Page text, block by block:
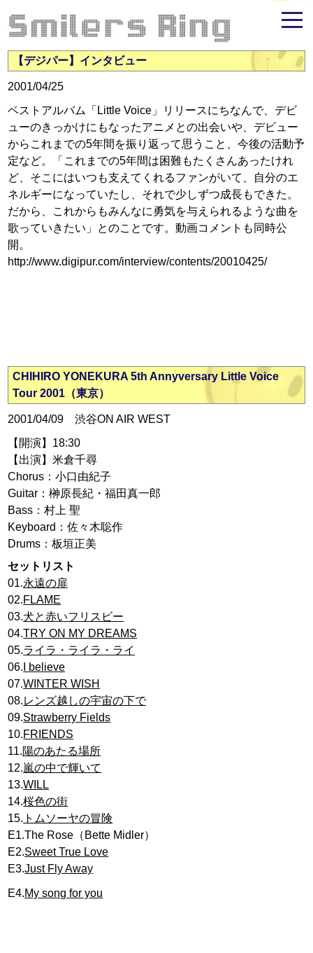
米倉千尋ファンサイト - Smilers Ring
【デジパー】インタビュー
2001/04/25
ベストアルバム「Little Voice」リリースにちなんで、デビ
ューのきっかけにもなったアニメとの出会いや、デビュー
からこれまでの5年間を振り返って思うこと、今後の活動予
定など。「これまでの5年間は困難もたくさんあったけれ
ど、そこにはいつも支えてくれるファンがいて、自分のエ
ネルギーになっていたし、それで少しずつ成長もできた。
だから、これからもみんなに勇気を与えられるような曲を
歌っていきたい」とのことです。動画コメントも同時公
開。
http://www.digipur.com/interview/contents/20010425/
CHIHIRO YONEKURA 5th Annyversary Little Voice
Tour 2001（東京）
2001/04/09 渋谷ON AIR WEST
【開演】18:30
【出演】米倉千尋
Chorus：小口由紀子
Guitar：榊原長紀・福田真一郎
Bass：村上 聖
Keyboard：佐々木聡作
Drums：板垣正美
セットリスト
01.永遠の扉
02.FLAME
03.犬と赤いフリスビー
04.TRY ON MY DREAMS
05.ライラ・ライラ・ライ
06. I believe
07.WINTER WISH
08.レンズ越しの宇宙の下で
09.Strawberry Fields
10.FRIENDS
11.陽のあたる場所
12.嵐の中で輝いて
13.WILL
14.桜色の街
15. トムソーヤの冒険
E1.The Rose（Bette Midler）
E2.Sweet True Love
E3.Just Fly Away
E4.My song for you